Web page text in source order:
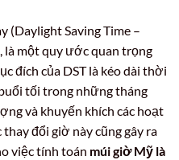
(Daylight Saving Time –
là một quy ước quan trọng
đích của DST là kéo dài thời
tối trong những tháng
và khuyến khích các hoạt
đổi giờ này cũng gây ra
việc tính toán múi giờ Mỹ là